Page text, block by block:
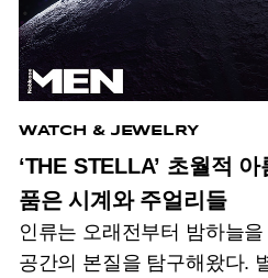
WATCH & JEWELRY
‘THE STELLA’ 초월적
품은 시계와 주얼리들
인류는 오래전부터 밤하늘
공간의 본질을 탐구해왔다.